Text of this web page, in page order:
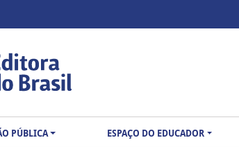
PÚBLICA ESPAÇO DO EDUCADOR